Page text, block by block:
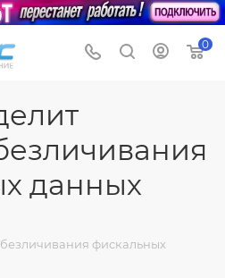
0
данных
фискальных